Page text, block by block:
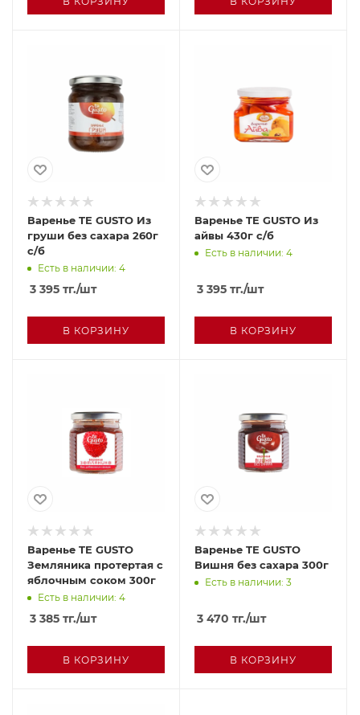
Варенье TE GUSTO Из
груши без сахара 260г
с/б
Есть в наличии: 4
3 395 тг./шт
В КОРЗИНУ
Варенье TE GUSTO Из
айвы 430г с/б
Есть в наличии: 4
3 395 тг./шт
В КОРЗИНУ
Варенье TE GUSTO
Земляника протертая с
яблочным соком 300г
Есть в наличии: 4
3 385 тг./шт
В КОРЗИНУ
Варенье TE GUSTO
Вишня без сахара 300г
Есть в наличии: 3
3 470 тг./шт
В КОРЗИНУ